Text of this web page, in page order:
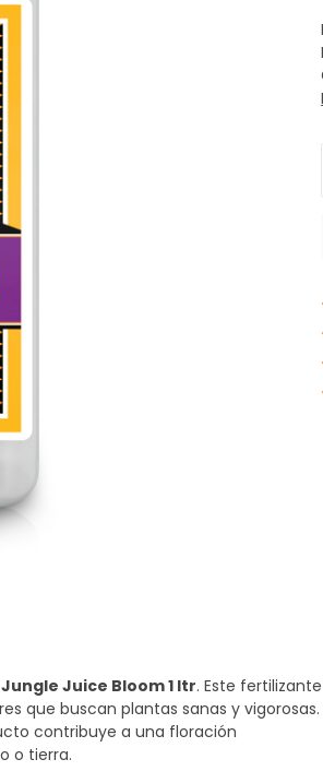
Juice Bloom 1 ltr. Este fertilizante
que buscan plantas sanas y vigorosas.
contribuye a una floración
o tierra.